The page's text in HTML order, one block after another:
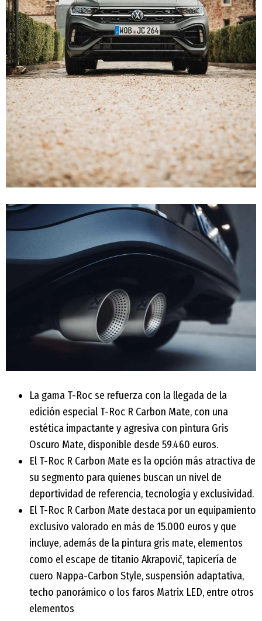
La gama T-Roc se refuerza con la llegada de la
edición especial T-Roc R Carbon Mate, con una
estética impactante y agresiva con pintura Gris
Oscuro Mate, disponible desde 59.460 euros.
El T-Roc R Carbon Mate es la opción más atractiva de
su segmento para quienes buscan un nivel de
deportividad de referencia, tecnología y exclusividad.
El T-Roc R Carbon Mate destaca por un equipamiento
exclusivo valorado en más de 15.000 euros y que
incluye, además de la pintura gris mate, elementos
como el escape de titanio Akrapovič, tapicería de
cuero Nappa-Carbon Style, suspensión adaptativa,
techo panorámico o los faros Matrix LED, entre otros
elementos